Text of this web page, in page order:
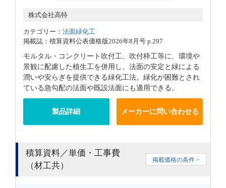
株式会社高特
カテゴリー： 法面緑化工
掲載誌：積算資料公表価格版2026年8月号 p.297
モルタル・コンクリート吹付工、吹付枠工等に、環境や
景観に配慮した植生工を併用し、法面の安定と緑による
潤いや安らぎを提供できる緑化工法。緑化が困難とされ
ている急勾配の法面や既設法面にも適用できる。
製品詳細 メーカーに問い合わせる
積算資料／単価・工事費
（材工共）
掲載価格の条件 >